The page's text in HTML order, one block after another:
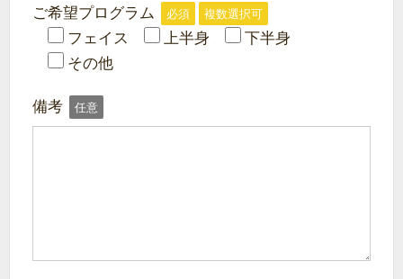
ご希望プログラム 必須 複数選択可
フェイス 上半身
下半身
その他
備考 任意